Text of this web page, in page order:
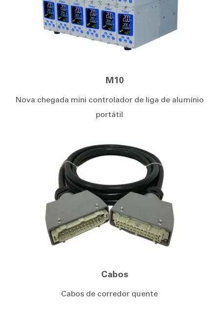
M10
Nova chegada mini controlador de liga de alumínio
portátil
Cabos
Cabos de corredor quente